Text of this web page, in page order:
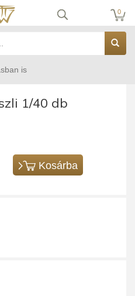
0
is
1/40 db
Kosárba